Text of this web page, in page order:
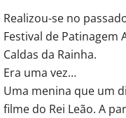
Realizou-se no
Festival de Patinagem
Caldas da Rainha.
Era uma vez…
Uma menina que um
filme do Rei Leão. A